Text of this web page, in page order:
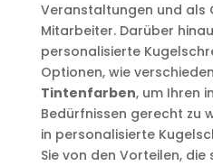
Veranstaltungen und als
Mitarbeiter. Darüber
personalisierte
Optionen, wie
Tintenfarben, um Ihren
Bedürfnissen gerecht zu
in personalisierte
Sie von den Vorteilen,